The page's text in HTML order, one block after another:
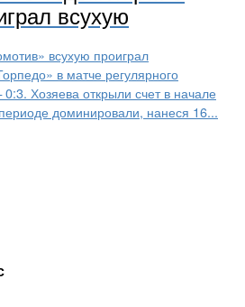
всухую
всухую проиграл
в матче регулярного
Хозяева открыли счет в начале
доминировали, нанеся 16...